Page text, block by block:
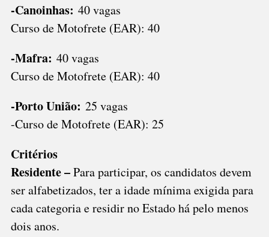
-Canoinhas: 40 vagas
Curso de Motofrete (EAR): 40
-Mafra: 40 vagas
Curso de Motofrete (EAR): 40
-Porto União: 25 vagas
-Curso de Motofrete (EAR): 25
Critérios
Residente –Para participar, os candidatos devem
ser alfabetizados, ter a idade mínima exigida para
cada categoria e residir no Estado há pelo menos
dois anos.